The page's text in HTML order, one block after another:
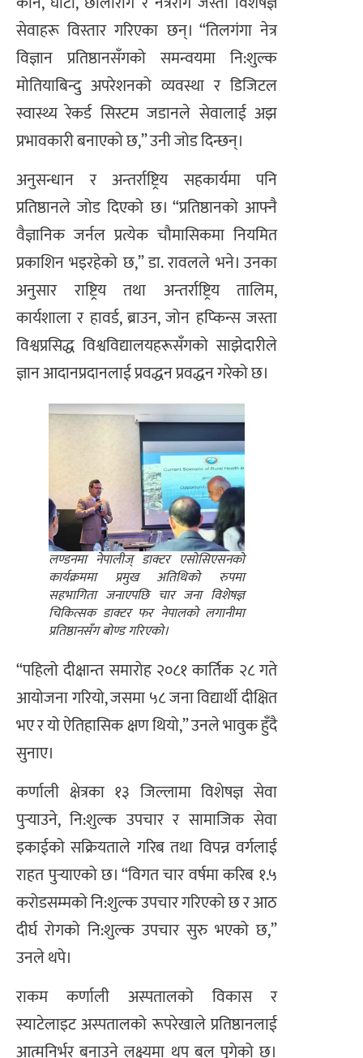
सेवाहरू विस्तार गरिएका छन्। “तिलगंगा नेत्र
विज्ञान प्रतिष्ठानसँगको समन्वयमा नि:शुल्क
मोतियाबिन्दु अपरेशनको व्यवस्था र डिजिटल
स्वास्थ्य रेकर्ड सिस्टम जडानले सेवालाई अझ
प्रभावकारी बनाएको छ,” उनी जोड दिन्छन्।
अनुसन्धान र अन्तर्राष्ट्रिय सहकार्यमा पनि
प्रतिष्ठानले जोड दिएको छ। “प्रतिष्ठानको आफ्नै
वैज्ञानिक जर्नल प्रत्येक चौमासिकमा नियमित
प्रकाशिन भइरहेको छ,” डा. रावलले भने। उनका
अनुसार राष्ट्रिय तथा अन्तर्राष्ट्रिय तालिम,
कार्यशाला र हावर्ड, ब्राउन, जोन हप्किन्स जस्ता
विश्वप्रसिद्ध विश्वविद्यालयहरूसँगको साझेदारीले
ज्ञान आदानप्रदानलाई प्रवद्धन प्रवद्धन गरेको छ।
लण्डनमा नेपालीज् डाक्टर एसोसिएसनको
कार्यक्रममा प्रमुख अतिथिको रुपमा
सहभागिता जनाएपछि चार जना विशेषज्ञ
चिकित्सक डाक्टर फर नेपालको लगानीमा
प्रतिष्ठानसँग बोण्ड गरिएको।
“पहिलो दीक्षान्त समारोह २०८१ कार्तिक २८ गते
आयोजना गरियो, जसमा ५८ जना विद्यार्थी दीक्षित
भए र यो ऐतिहासिक क्षण थियो,” उनले भावुक हुँदै
सुनाए।
कर्णाली क्षेत्रका १३ जिल्लामा विशेषज्ञ सेवा
पुर्‍याउने, नि:शुल्क उपचार र सामाजिक सेवा
इकाईको सक्रियताले गरिब तथा विपन्न वर्गलाई
राहत पुर्‍याएको छ। “विगत चार वर्षमा करिब १.५
करोडसम्मको नि:शुल्क उपचार गरिएको छ र आठ
दीर्घ रोगको नि:शुल्क उपचार सुरु भएको छ,”
उनले थपे।
राकम कर्णाली अस्पतालको विकास र
स्याटेलाइट अस्पतालको रूपरेखाले प्रतिष्ठानलाई